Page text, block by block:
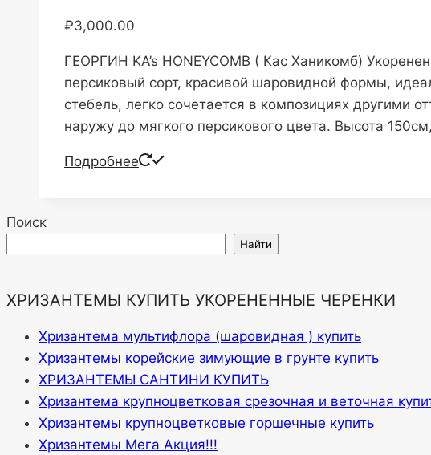
₽3,000.00
ГЕОРГИН KA’s HONEYCOMB ( Кас Ханикомб)
персиковый сорт, красивой шаровидной формы,
стебель, легко сочетается в композициях другими
наружу до мягкого персикового цвета. Высота
Подробнее
Поиск
Найти
ХРИЗАНТЕМЫ КУПИТЬ УКОРЕНЕННЫЕ ЧЕРЕНКИ
Хризантема мультифлора (шаровидная ) купить
Хризантемы корейские зимующие в грунте купить
ХРИЗАНТЕМЫ САНТИНИ КУПИТЬ
Хризантема крупноцветковая срезочная и веточная
Хризантемы крупноцветковые горшечные купить
Хризантемы Мега Акция!!!